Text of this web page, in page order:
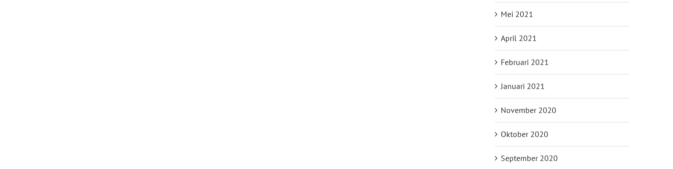
Mei 2021
April 2021
Februari 2021
Januari 2021
November 2020
Oktober 2020
September 2020